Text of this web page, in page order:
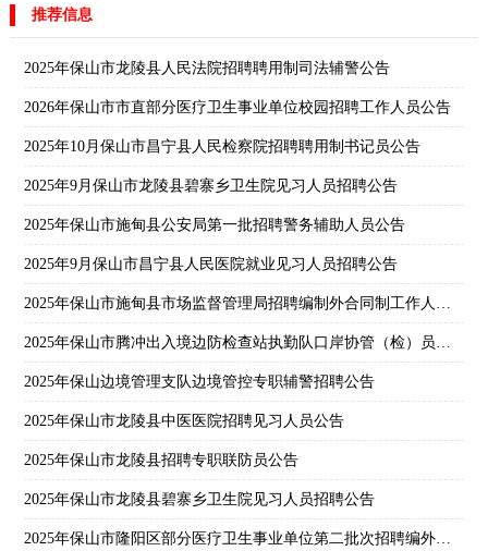
推荐信息
2025年保山市龙陵县人民法院招聘聘用制司法辅警公告
2026年保山市市直部分医疗卫生事业单位校园招聘工作人员公告
2025年10月保山市昌宁县人民检察院招聘聘用制书记员公告
2025年9月保山市龙陵县碧寨乡卫生院见习人员招聘公告
2025年保山市施甸县公安局第一批招聘警务辅助人员公告
2025年9月保山市昌宁县人民医院就业见习人员招聘公告
2025年保山市施甸县市场监督管理局招聘编制外合同制工作人员公告
2025年保山市腾冲出入境边防检查站执勤队口岸协管（检）员招聘公告
2025年保山边境管理支队边境管控专职辅警招聘公告
2025年保山市龙陵县中医医院招聘见习人员公告
2025年保山市龙陵县招聘专职联防员公告
2025年保山市龙陵县碧寨乡卫生院见习人员招聘公告
2025年保山市隆阳区部分医疗卫生事业单位第二批次招聘编外人员公告